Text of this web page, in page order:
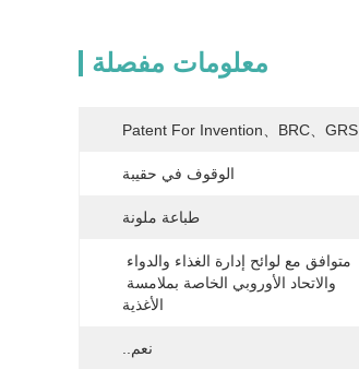
معلومات مفصلة
Patent For Invention、BRC、GRS
الوقوف في حقيبة
طباعة ملونة
الأغذية
نعم..